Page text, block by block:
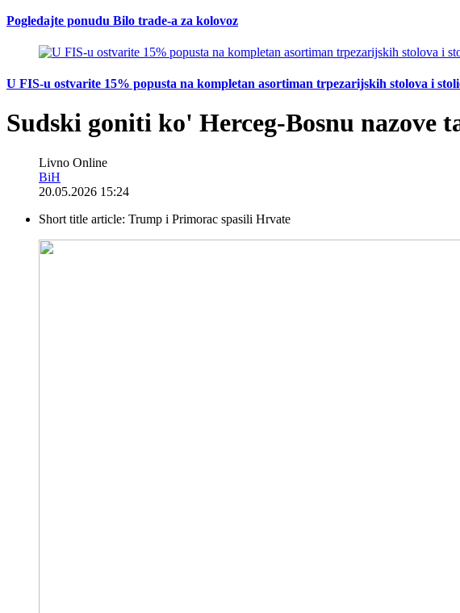
Pogledajte ponudu Bilo trade-a za kolovoz
U FIS-u ostvarite 15% popusta na kompletan asortiman trpezarijskih stolova i
Sudski goniti ko' Herceg-Bosnu nazove
Livno Online
BiH
20.05.2026 15:24
Short title article: Trump i Primorac spasili Hrvate